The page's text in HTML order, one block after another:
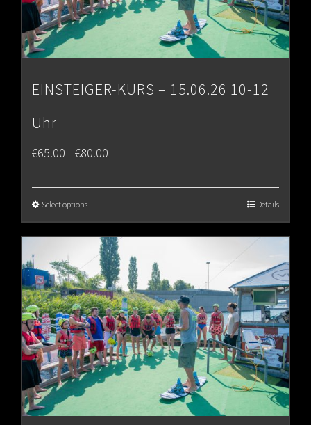
EINSTEIGER-KURS – 15.06.26 10-12
Uhr
€65.00–€80.00
€80.00
Select options Details